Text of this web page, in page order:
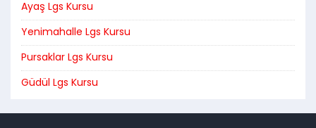
Ayaş Lgs Kursu
Yenimahalle Lgs Kursu
Pursaklar Lgs Kursu
Güdül Lgs Kursu